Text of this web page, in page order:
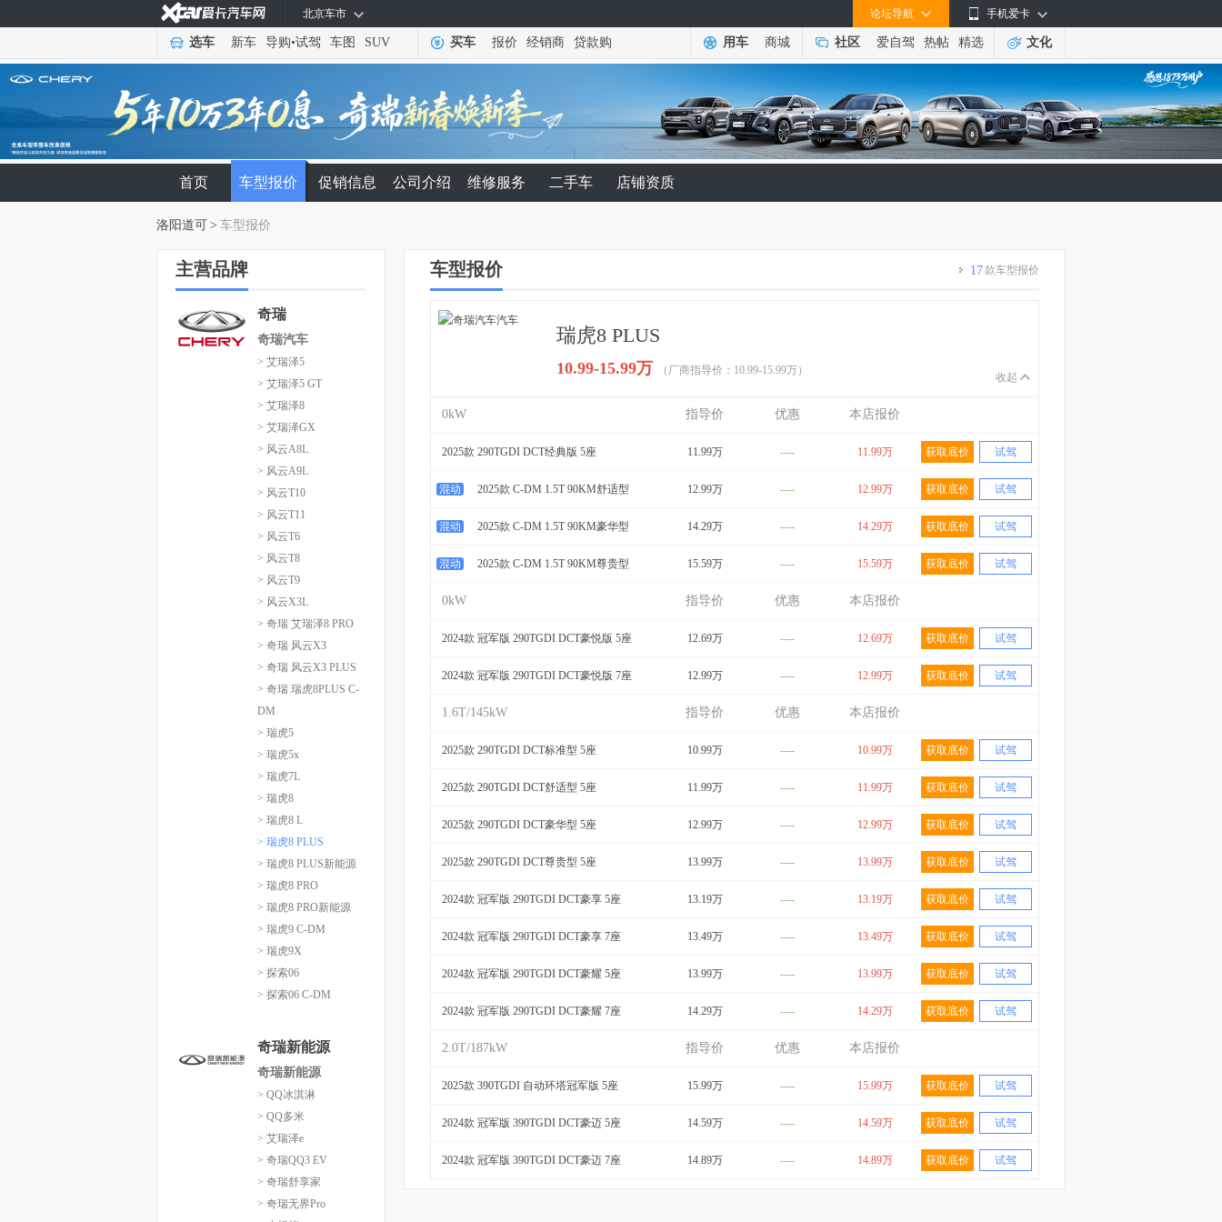
手机爱卡
论坛导航
北京车市
选车 新车 导购•试驾 车图 SUV 买车 报价 经销商 贷款购 用车 商城 社区 爱自驾 热帖 精选 文化
首页 车型报价 促销信息 公司介绍 维修服务 二手车 店铺资质
洛阳道可 > 车型报价
主营品牌
奇瑞
奇瑞汽车
> 艾瑞泽5
> 艾瑞泽5 GT
> 艾瑞泽8
> 艾瑞泽GX
> 风云A8L
> 风云A9L
> 风云T10
> 风云T11
> 风云T6
> 风云T8
> 风云T9
> 风云X3L
> 奇瑞 艾瑞泽8 PRO
> 奇瑞 风云X3
> 奇瑞 风云X3 PLUS
> 奇瑞 瑞虎8PLUS C-
DM
> 瑞虎5
> 瑞虎5x
> 瑞虎7L
> 瑞虎8
> 瑞虎8 L
> 瑞虎8 PLUS
> 瑞虎8 PLUS新能源
> 瑞虎8 PRO
> 瑞虎8 PRO新能源
> 瑞虎9 C-DM
> 瑞虎9X
> 探索06
> 探索06 C-DM
奇瑞新能源
奇瑞新能源
> QQ冰淇淋
> QQ多米
> 艾瑞泽e
> 奇瑞QQ3 EV
> 奇瑞舒享家
> 奇瑞无界Pro
车型报价 17款车型报价
瑞虎8 PLUS
10.99-15.99万 （厂商指导价：10.99-15.99万）
收起
0kW 指导价 优惠 本店报价
2025款 290TGDI DCT经典版 5座 11.99万 ---- 11.99万 获取底价 试驾
混动 2025款 C-DM 1.5T 90KM舒适型 12.99万 ---- 12.99万 获取底价 试驾
混动 2025款 C-DM 1.5T 90KM豪华型 14.29万 ---- 14.29万 获取底价 试驾
混动 2025款 C-DM 1.5T 90KM尊贵型 15.59万 ---- 15.59万 获取底价 试驾
0kW 指导价 优惠 本店报价
2024款 冠军版 290TGDI DCT豪悦版 5座 12.69万 ---- 12.69万 获取底价 试驾
2024款 冠军版 290TGDI DCT豪悦版 7座 12.99万 ---- 12.99万 获取底价 试驾
1.6T/145kW 指导价 优惠 本店报价
2025款 290TGDI DCT标准型 5座 10.99万 ---- 10.99万 获取底价 试驾
2025款 290TGDI DCT舒适型 5座 11.99万 ---- 11.99万 获取底价 试驾
2025款 290TGDI DCT豪华型 5座 12.99万 ---- 12.99万 获取底价 试驾
2025款 290TGDI DCT尊贵型 5座 13.99万 ---- 13.99万 获取底价 试驾
2024款 冠军版 290TGDI DCT豪享 5座 13.19万 ---- 13.19万 获取底价 试驾
2024款 冠军版 290TGDI DCT豪享 7座 13.49万 ---- 13.49万 获取底价 试驾
2024款 冠军版 290TGDI DCT豪耀 5座 13.99万 ---- 13.99万 获取底价 试驾
2024款 冠军版 290TGDI DCT豪耀 7座 14.29万 ---- 14.29万 获取底价 试驾
2.0T/187kW 指导价 优惠 本店报价
2025款 390TGDI 自动环塔冠军版 5座 15.99万 ---- 15.99万 获取底价 试驾
2024款 冠军版 390TGDI DCT豪迈 5座 14.59万 ---- 14.59万 获取底价 试驾
2024款 冠军版 390TGDI DCT豪迈 7座 14.89万 ---- 14.89万 获取底价 试驾